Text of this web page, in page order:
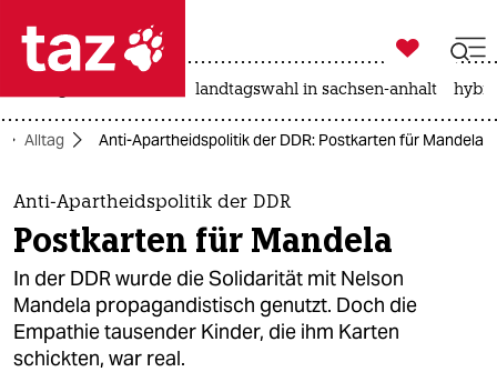
 taz zahl ich
taz zahl ich
themen
politik
öko
gesellschaft

taz zahl ich
landtagswahl in sachsen-anhalt
Alltag Anti-Apartheidspolitik der DDR: Postkarten für Mandela
Anti-Apartheidspolitik der DDR
Postkarten für Mandela
In der DDR wurde die Solidarität mit Nelson
Mandela propagandistisch genutzt. Doch die
Empathie tausender Kinder, die ihm Karten
schickten, war real.